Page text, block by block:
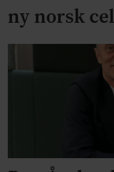
ny norsk